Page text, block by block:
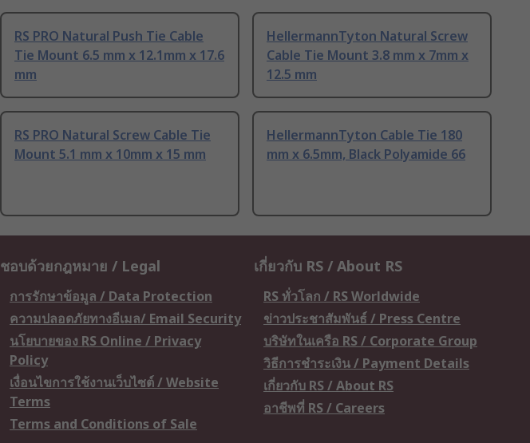
RS PRO Natural Push Tie Cable
Tie Mount 6.5 mm x 12.1mm x 17.6
mm
HellermannTyton Natural Screw
Cable Tie Mount 3.8 mm x 7mm x
12.5 mm
RS PRO Natural Screw Cable Tie
Mount 5.1 mm x 10mm x 15 mm
HellermannTyton Cable Tie 180
mm x 6.5mm, Black Polyamide 66
ชอบด้วยกฎหมาย / Legal
การรักษาข้อมูล / Data Protection
ความปลอดภัยทางอีเมล/ Email Security
นโยบายของ RS Online / Privacy
Policy
เงื่อนไขการใช้งานเว็บไซต์ / Website
Terms
Terms and Conditions of Sale
เกี่ยวกับ RS / About RS
RS ทั่วโลก / RS Worldwide
ข่าวประชาสัมพันธ์ / Press Centre
บริษัทในเครือ RS / Corporate Group
วิธีการชำระเงิน / Payment Details
เกี่ยวกับ RS / About RS
อาชีพที่ RS / Careers